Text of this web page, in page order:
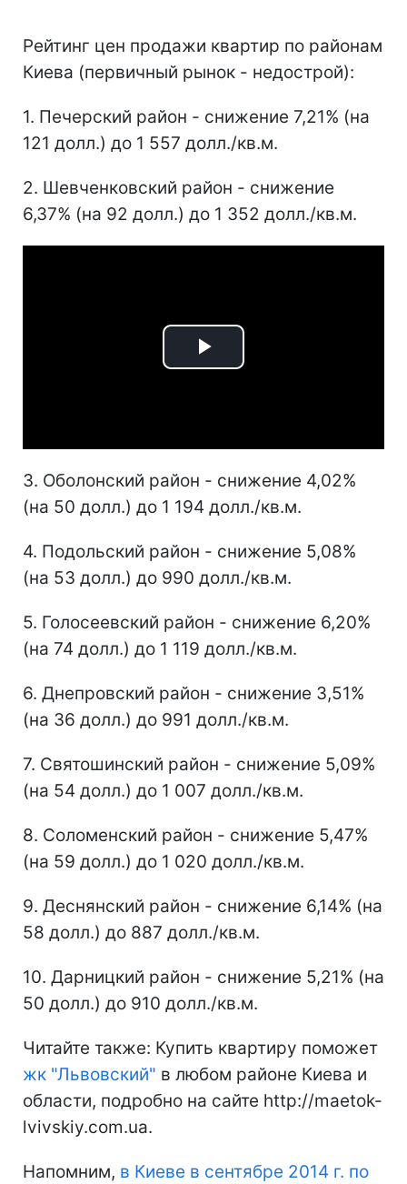
Рейтинг цен продажи квартир по районам
Киева (первичный рынок - недострой):
1. Печерский район - снижение 7,21% (на
121 долл.) до 1 557 долл./кв.м.
2. Шевченковский район - снижение
6,37% (на 92 долл.) до 1 352 долл./кв.м.
Play
3. Оболонский район - снижение 4,02%
(на 50 долл.) до 1 194 долл./кв.м.
4. Подольский район - снижение 5,08%
(на 53 долл.) до 990 долл./кв.м.
5. Голосеевский район - снижение 6,20%
(на 74 долл.) до 1 119 долл./кв.м.
6. Днепровский район - снижение 3,51%
(на 36 долл.) до 991 долл./кв.м.
7. Святошинский район - снижение 5,09%
(на 54 долл.) до 1 007 долл./кв.м.
8. Соломенский район - снижение 5,47%
(на 59 долл.) до 1 020 долл./кв.м.
9. Деснянский район - снижение 6,14% (на
58 долл.) до 887 долл./кв.м.
10. Дарницкий район - снижение 5,21% (на
50 долл.) до 910 долл./кв.м.
Читайте также: Купить квартиру поможет
жк "Львовский" в любом районе Киева и
области, подробно на сайте http://maetok-
lvivskiy.com.ua.
Напомним, в Киеве в сентябре 2014 г. по